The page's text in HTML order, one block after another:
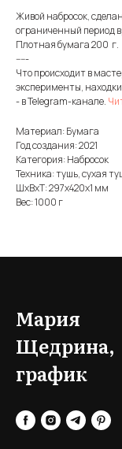
Живой набросок,
ограниченный период
Плотная бумага 200 г.
-----
Что происходит в
эксперименты,
- в Telegram-канале.
Материал: Бумага
Год создания: 2021
Категория: Набросок
Техника: тушь, сухая
ШxВxТ: 297x420x1 мм
Вес: 1000 г
Мария
Щедрина,
график